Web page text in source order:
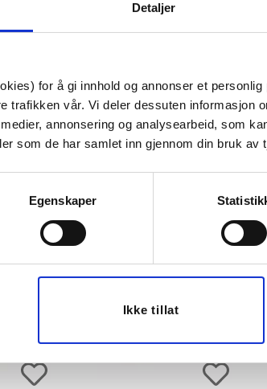
Detaljer
for å gi innhold og annonser et
trafikken vår. Vi deler dessuten informasjon
annonsering og analysearbeid, som
som de har samlet inn gjennom din bruk av
Egenskaper
Ikke tillat
Tips venner om
Last ned bilde